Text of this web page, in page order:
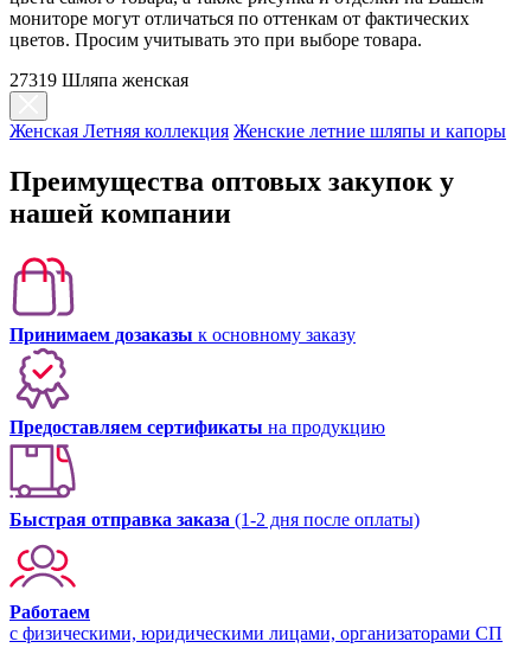
мониторе могут отличаться по оттенкам от фактических
цветов. Просим учитывать это при выборе товара.
27319 Шляпа женская
Женская Летняя коллекция Женские летние шляпы и капоры
Преимущества оптовых закупок у
нашей компании
Принимаем дозаказы к основному заказу
Предоставляем сертификаты на продукцию
Быстрая отправка заказа (1-2 дня после оплаты)
Работаем
с физическими, юридическими лицами, организаторами СП